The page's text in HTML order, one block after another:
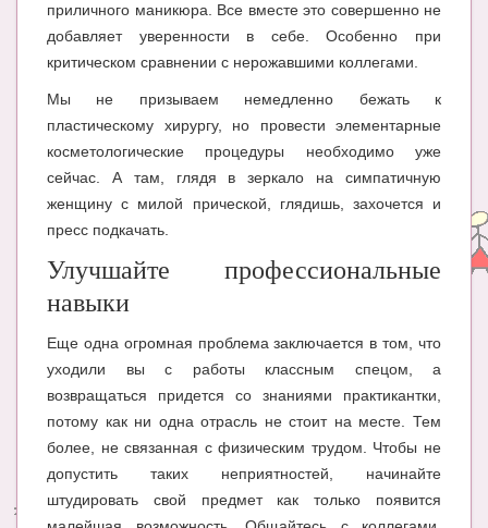
приличного маникюра. Все вместе это совершенно не
добавляет уверенности в себе. Особенно при
критическом сравнении с нерожавшими коллегами.
Мы не призываем немедленно бежать к
пластическому хирургу, но провести элементарные
косметологические процедуры необходимо уже
сейчас. А там, глядя в зеркало на симпатичную
женщину с милой прической, глядишь, захочется и
пресс подкачать.
Улучшайте профессиональные
навыки
Еще одна огромная проблема заключается в том, что
уходили вы с работы классным спецом, а
возвращаться придется со знаниями практикантки,
потому как ни одна отрасль не стоит на месте. Тем
более, не связанная с физическим трудом. Чтобы не
допустить таких неприятностей, начинайте
штудировать свой предмет как только появится